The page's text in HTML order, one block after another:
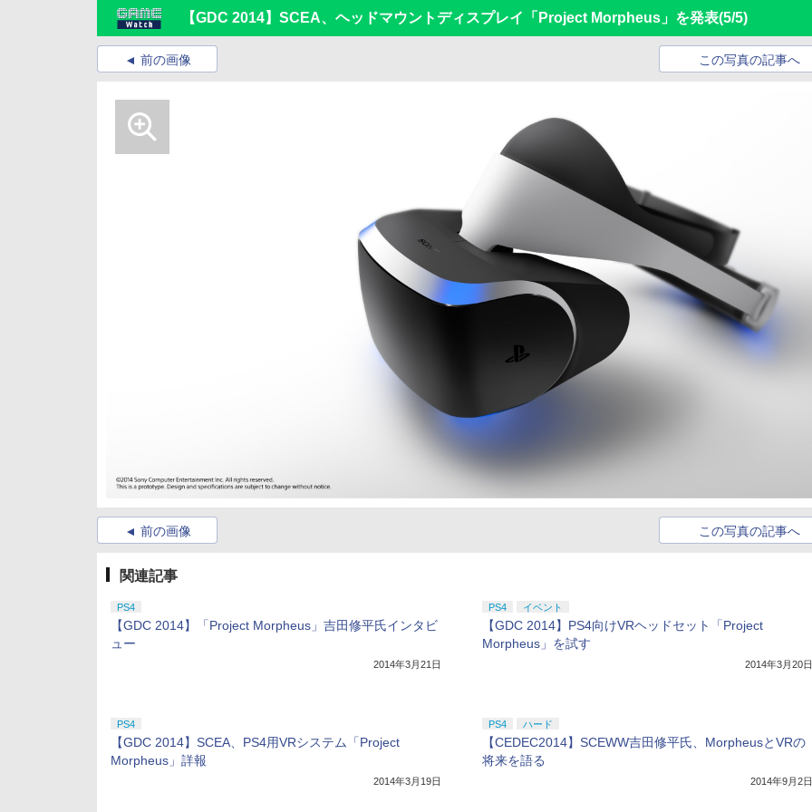
【GDC 2014】SCEA、ヘッドマウントディスプレイ「Project Morpheus」を発表(5/5)
前の画像 この写真の記事へ
前の画像 この写真の記事へ
関連記事
PS4
【GDC 2014】「Project Morpheus」吉田修平氏インタビ
ュー
2014年3月21日
PS4 イベント
【GDC 2014】PS4向けVRヘッドセット「Project
Morpheus」を試す
2014年3月20日
PS4
【GDC 2014】SCEA、PS4用VRシステム「Project
Morpheus」詳報
2014年3月19日
PS4 ハード
【CEDEC2014】SCEWW吉田修平氏、MorpheusとVRの
将来を語る
2014年9月2日